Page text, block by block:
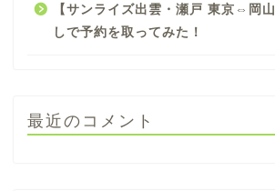
【サンライズ出雲・瀬戸 東京⇔岡
しで予約を取ってみた！
最近のコメント